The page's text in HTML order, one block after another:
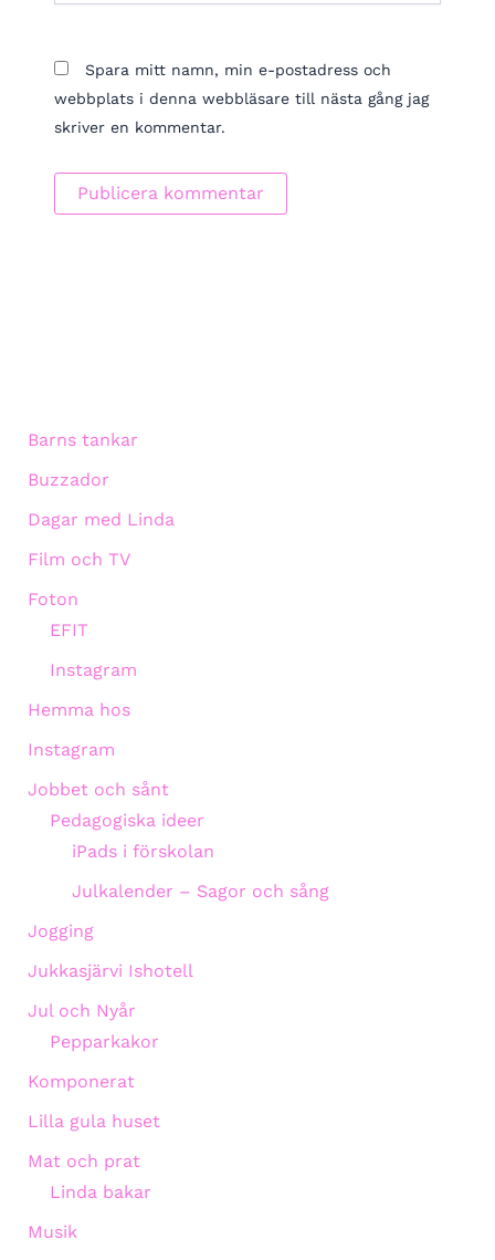
Spara mitt namn, min e-postadress och
webbplats i denna webbläsare till nästa gång jag
skriver en kommentar.
Barns tankar
Buzzador
Dagar med Linda
Film och TV
Foton
EFIT
Instagram
Hemma hos
Instagram
Jobbet och sånt
Pedagogiska ideer
iPads i förskolan
Julkalender – Sagor och sång
Jogging
Jukkasjärvi Ishotell
Jul och Nyår
Pepparkakor
Komponerat
Lilla gula huset
Mat och prat
Linda bakar
Musik